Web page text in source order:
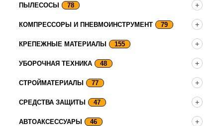
ПЫЛЕСОСЫ 78
КОМПРЕССОРЫ И ПНЕВМОИНСТРУМЕНТ 79
КРЕПЕЖНЫЕ МАТЕРИАЛЫ 155
УБОРОЧНАЯ ТЕХНИКА 48
СТРОЙМАТЕРИАЛЫ 77
СРЕДСТВА ЗАЩИТЫ 47
АВТОАКСЕССУАРЫ 46